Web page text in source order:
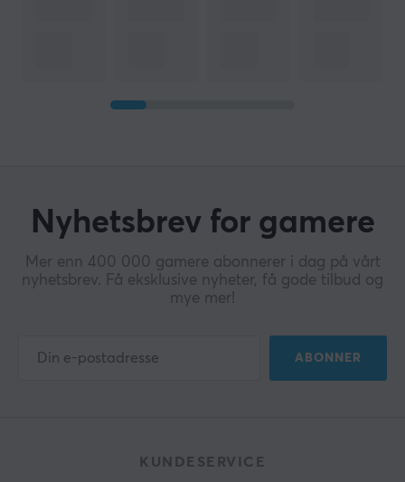
Nyhetsbrev for gamere
Mer enn 400 000 gamere abonnerer i dag på vårt
nyhetsbrev. Få eksklusive nyheter, få gode tilbud og
mye mer!
ABONNER
KUNDESERVICE